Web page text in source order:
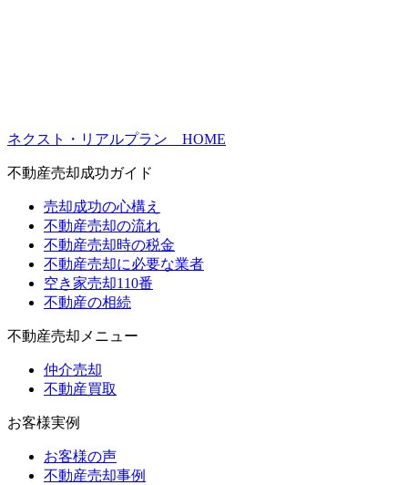
ネクスト・リアルプラン HOME
不動産売却成功ガイド
売却成功の心構え
不動産売却の流れ
不動産売却時の税金
不動産売却に必要な業者
空き家売却110番
不動産の相続
不動産売却メニュー
仲介売却
不動産買取
お客様実例
お客様の声
不動産売却事例